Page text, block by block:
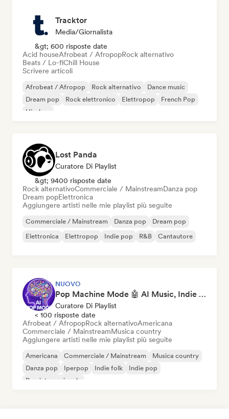
Tracktor
Media/Giornalista
&gt; 600 risposte date
Acid houseAfrobeat / AfropopRock alternativo
Beats / Lo-fiChill House
Scrivere articoli
Afrobeat / Afropop Rock alternativo
Dance music
Dream pop
Rock elettronico Elettropop
French Pop
Hip-hop
Lost Panda
Curatore Di Playlist
&gt; 9400 risposte date
Rock alternativoCommerciale / MainstreamDanza pop
Dream popElettronica
Aggiungere artisti nelle mie playlist più seguite
Commerciale / Mainstream Danza pop
Dream pop
Elettronica
Elettropop Indie pop R&B Cantautore
NUOVO
Pop Machine Mode 🤖 AI Music, Indie Pop & Dream Pop
Curatore Di Playlist
< 100 risposte date
Afrobeat / AfropopRock alternativoAmericana
Commerciale / MainstreamMusica country
Aggiungere artisti nelle mie playlist più seguite
Americana Commerciale / Mainstream
Musica country
Danza pop
Iperpop Indie folk
Indie pop
Pop internazionale